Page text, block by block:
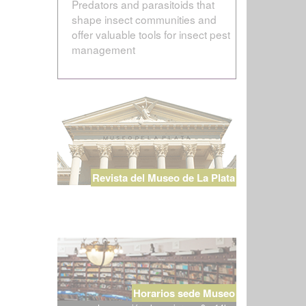
Predators and parasitoids that
shape insect communities and
offer valuable tools for insect pest
management
Revista del Museo de La Plata
Horarios sede Museo